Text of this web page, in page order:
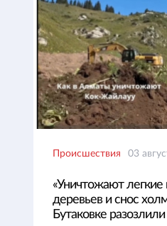
Происшествия 03
«Уничтожают легкие
деревьев и снос
Бутаковке